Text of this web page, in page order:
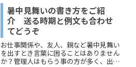
ムクーヘンの意味にまつわるお話をして
いきます。それでは順にみていきましょ
う!
暑中見舞いの書き方をご紹
介 送る時期と例文も合わせ
てどうぞ
お仕事関係や、友人、親など暑中見舞い
を出すとき言葉に困ることはありません
か？管理人はもらう事の方が多く、出す